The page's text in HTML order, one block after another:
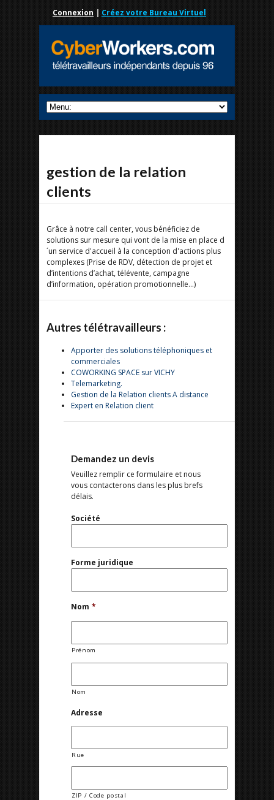
Connexion | Créez votre Bureau Virtuel
gestion de la relation
clients
Grâce à notre call center, vous bénéficiez de
solutions sur mesure qui vont de la mise en place d
´un service d'accueil à la conception d'actions plus
complexes (Prise de RDV, détection de projet et
d’intentions d’achat, télévente, campagne
d’information, opération promotionnelle…)
Autres télétravailleurs :
Apporter des solutions téléphoniques et
commerciales
COWORKING SPACE sur VICHY
Telemarketing.
Gestion de la Relation clients A distance
Expert en Relation client
Demandez un devis
Veuillez remplir ce formulaire et nous
vous contacterons dans les plus brefs
délais.
Société
Forme juridique
Nom *
Prénom
Nom
Adresse
Rue
ZIP / Code postal